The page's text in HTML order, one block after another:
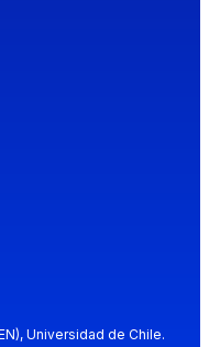
Universidad de Chile.